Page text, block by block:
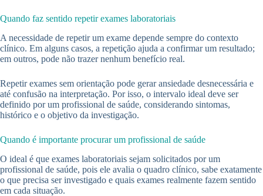
Quando faz sentido repetir exames laboratoriais
A necessidade de repetir um exame depende sempre do contexto
clínico. Em alguns casos, a repetição ajuda a confirmar um resultado;
em outros, pode não trazer nenhum benefício real.
Repetir exames sem orientação pode gerar ansiedade desnecessária e
até confusão na interpretação. Por isso, o intervalo ideal deve ser
definido por um profissional de saúde, considerando sintomas,
histórico e o objetivo da investigação.
Quando é importante procurar um profissional de saúde
O ideal é que exames laboratoriais sejam solicitados por um
profissional de saúde, pois ele avalia o quadro clínico, sabe exatamente
o que precisa ser investigado e quais exames realmente fazem sentido
em cada situação.